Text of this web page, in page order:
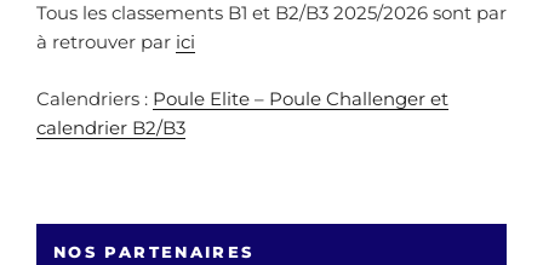
Tous les classements B1 et B2/B3 2025/2026 sont par
à retrouver par ici
Calendriers : Poule Elite – Poule Challenger et
calendrier B2/B3
NOS PARTENAIRES